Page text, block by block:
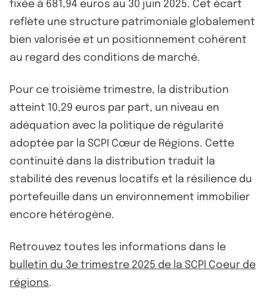
fixée à 681,94 euros au 30 juin 2025. Cet écart
reflète une structure patrimoniale globalement
bien valorisée et un positionnement cohérent
au regard des conditions de marché.
Pour ce troisième trimestre, la distribution
atteint 10,29 euros par part, un niveau en
adéquation avec la politique de régularité
adoptée par la SCPI Cœur de Régions. Cette
continuité dans la distribution traduit la
stabilité des revenus locatifs et la résilience du
portefeuille dans un environnement immobilier
encore hétérogène.
Retrouvez toutes les informations dans le
bulletin du 3e trimestre 2025 de la SCPI Coeur de
régions.